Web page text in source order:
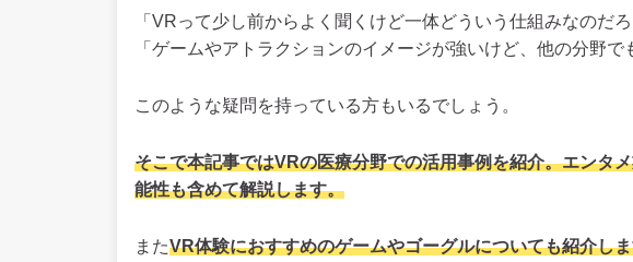
「VRって少し前からよく聞くけど一体どういう仕組みなのだろ
「ゲームやアトラクションのイメージが強いけど、他の分野で
このような疑問を持っている方もいるでしょう。
そこで本記事ではVRの医療分野での活用事例を紹介。エンタ
能性も含めて解説します。
またVR体験におすすめのゲームやゴーグルについても紹介し